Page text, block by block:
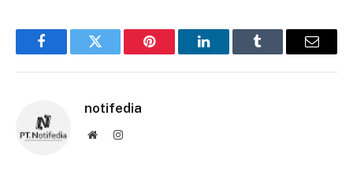
FacebookTwitter Pinterest LinkedInTumblr Email
notifedia
WebsiteInstagram